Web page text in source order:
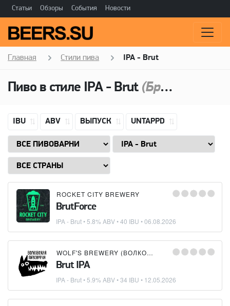
Статьи Обзоры События Новости
Главная Стили пива IPA - Brut
Пиво в стиле IPA - Brut (Брют IPA)
IBU ABV ВЫПУСК UNTAPPD
ROCKET CITY BREWERY
BrutForce
IPA - Brut• 5.8% ABV • 40 IBU •06.08.2026
WOLF'S BREWERY (ВОЛКОВСКАЯ ПИВОВАРНЯ)
Brut IPA
IPA - Brut• 5.9% ABV • 34 IBU • 12.05.2026